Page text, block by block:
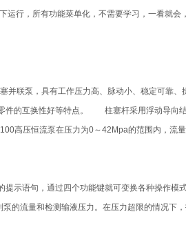
行，所有功能菜单化，不需要学习，一看就会
联泵，具有工作压力高、脉动小、稳定可靠
件的互换性好等特点。 柱塞杆采用浮动导向
高压恒流泵在压力为0～42Mpa的范围内，
示语句，通过四个功能键就可变换各种操作
泵的流量和检测输液压力。在压力超限的情况